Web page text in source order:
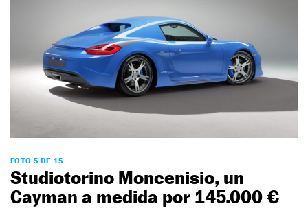
FOTO 5 DE 15
Studiotorino Moncenisio, un
Cayman a medida por 145.000 €